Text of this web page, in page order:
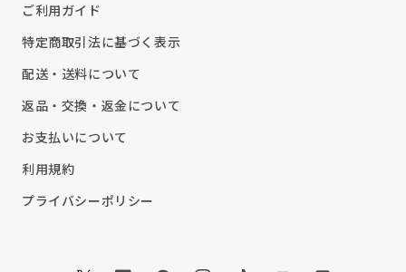
ご利用ガイド
特定商取引法に基づく表示
配送・送料について
返品・交換・返金について
お支払いについて
利用規約
プライバシーポリシー